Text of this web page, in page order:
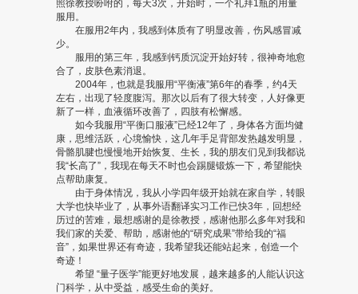
照徐教授吩咐的，每天3次，开始时，一个礼拜1瓶的用量
服用。
在服用2年内，我感到体质有了明显改善，伤风感冒减
少。
服用的第三年，我感到钙质沉淀开始好转，很神奇地愈
合了，皮肤色素消退。
2004年，也就是我服用“平衡液”第6年的春季，约4天
左右，出现了轻度腹泻。那次以后有了很大转变，人好像更
新了一样，血液循环改善了，四肢有松懈感。
如今我服用“平衡口服液”已经12年了，身体各方面均健
康，思维活跃，心境愉快，这几年手足背部发热越发明显，
骨骼肌腱也慢慢地开始恢复、生长，我的朋友们见到我都说
我“长高了”，我现在每天不时也会踢腿锻炼一下，希望能快
点帮助康复。
由于身体情况，我从小学四年级开始就在家自学，转眼
大学也快毕业了，从事外语翻译实习工作已快3年，回想经
历过的苦难，最想感谢的是徐教授，感谢他那么多年对我和
我们家的关爱、帮助，感谢他的“研究成果”带给我的“福
音”，如果世界还有奇迹，我希望我还能站起来，创造一个
奇迹！
希望 “量子医学”能更好地发展，越来越多的人能认识这
门科学，从中受益，感受生命的美好。